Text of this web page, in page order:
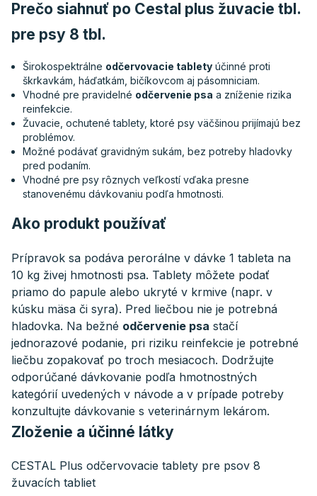
Prečo siahnuť po Cestal plus žuvacie tbl.
pre psy 8 tbl.
Širokospektrálne odčervovacie tablety účinné proti
škrkavkám, háďatkám, bičíkovcom aj pásomniciam.
Vhodné pre pravidelné odčervenie psa a zníženie rizika
reinfekcie.
Žuvacie, ochutené tablety, ktoré psy väčšinou prijímajú bez
problémov.
Možné podávať gravidným sukám, bez potreby hladovky
pred podaním.
Vhodné pre psy rôznych veľkostí vďaka presne
stanovenému dávkovaniu podľa hmotnosti.
Ako produkt používať
Prípravok sa podáva perorálne v dávke 1 tableta na
10 kg živej hmotnosti psa. Tablety môžete podať
priamo do papule alebo ukryté v krmive (napr. v
kúsku mäsa či syra). Pred liečbou nie je potrebná
hladovka. Na bežné odčervenie psa stačí
jednorazové podanie, pri riziku reinfekcie je potrebné
liečbu zopakovať po troch mesiacoch. Dodržujte
odporúčané dávkovanie podľa hmotnostných
kategórií uvedených v návode a v prípade potreby
konzultujte dávkovanie s veterinárnym lekárom.
Zloženie a účinné látky
CESTAL Plus odčervovacie tablety pre psov 8
žuvacích tabliet